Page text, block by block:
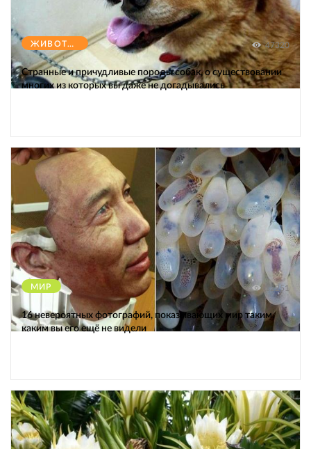
ЖИВОТНЫЕ 47320
Странные и причудливые породы собак, о существовании
многих из которых вы даже не догадывались
МИР 12251
16 невероятных фотографий, показывающих мир таким,
каким вы его ещё не видели